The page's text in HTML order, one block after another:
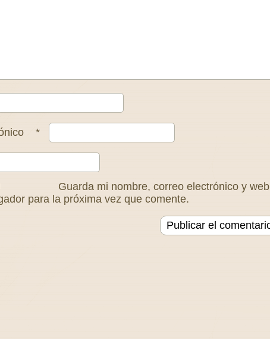
*
Guarda mi nombre, correo electrónico y web
para la próxima vez que comente.